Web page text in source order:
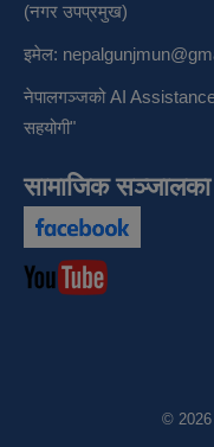
(नगर उपप्रमुख)
इमेल:
नेपालगञ्जको AI
सहयोगी"
सामाजिक
© 2026